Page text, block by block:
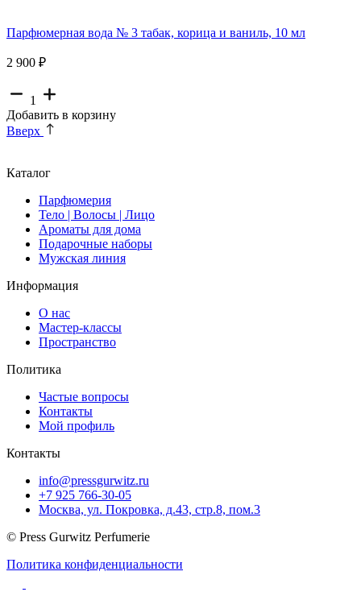
Парфюмерная вода № 3 табак, корица и ваниль, 10 мл
2 900 ₽
1
Добавить в корзину
Вверх
Каталог
Парфюмерия
Тело | Волосы | Лицо
Ароматы для дома
Подарочные наборы
Мужская линия
Информация
О нас
Мастер-классы
Пространство
Политика
Частые вопросы
Контакты
Мой профиль
Контакты
info@pressgurwitz.ru
+7 925 766-30-05
Москва, ул. Покровка, д.43, стр.8, пом.3
© Press Gurwitz Perfumerie
Политика конфиденциальности